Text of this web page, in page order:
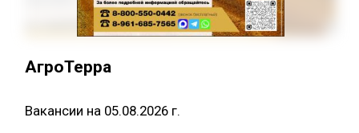
АгроТерра
Вакансии на 05.08.2026 г.